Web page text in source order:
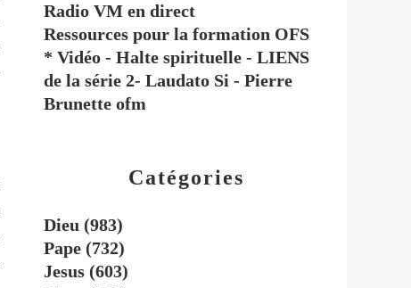
Catégories
Dieu (983)
Pape (732)
Jesus (603)
Radio VM en direct
Ressources pour la formation OFS
* Vidéo - Halte spirituelle - LIENS
de la série 2- Laudato Si - Pierre
Brunette ofm